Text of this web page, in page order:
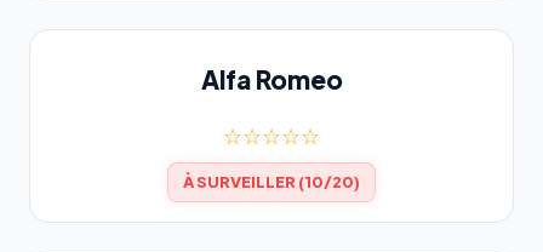
Alfa Romeo
☆☆☆☆☆
À SURVEILLER (10/20)